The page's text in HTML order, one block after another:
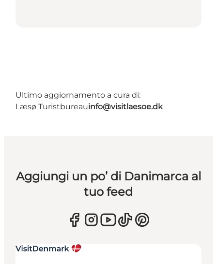
Ultimo aggiornamento a cura di:
Læsø Turistbureauinfo@visitlaesoe.dk
Aggiungi un po’ di Danimarca al
tuo feed